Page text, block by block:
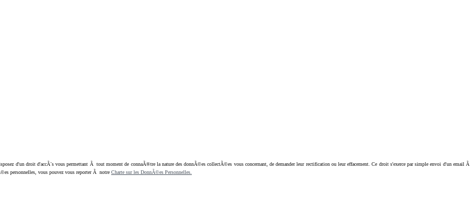
d'un droit d'accÃ¨s vous permettant Ã tout moment de connaÃ®tre la nature des donnÃ©es collectÃ©es vous concernant, de demander leur rectification ou leur effacement. Ce droit s'exerce par simple envoi d'un email Ã
personnelles, vous pouvez vous reporter Ã notre Charte sur les DonnÃ©es Personnelles.